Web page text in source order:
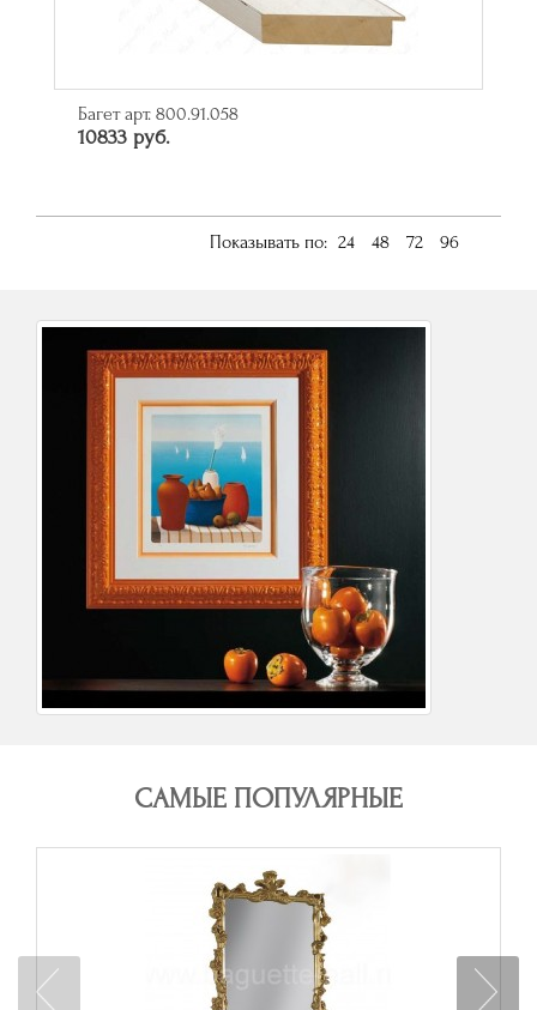
Багет арт. 800.91.058
10833 руб.
Показывать по: 24 48 72 96
САМЫЕ ПОПУЛЯРНЫЕ